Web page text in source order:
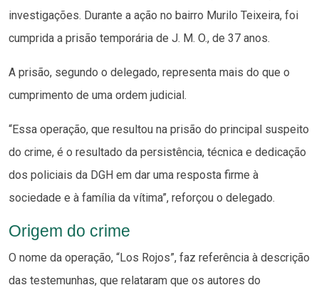
investigações. Durante a ação no bairro Murilo Teixeira, foi
cumprida a prisão temporária de J. M. O., de 37 anos.
A prisão, segundo o delegado, representa mais do que o
cumprimento de uma ordem judicial.
“Essa operação, que resultou na prisão do principal suspeito
do crime, é o resultado da persistência, técnica e dedicação
dos policiais da DGH em dar uma resposta firme à
sociedade e à família da vítima”, reforçou o delegado.
Origem do crime
O nome da operação, “Los Rojos”, faz referência à descrição
das testemunhas, que relataram que os autores do